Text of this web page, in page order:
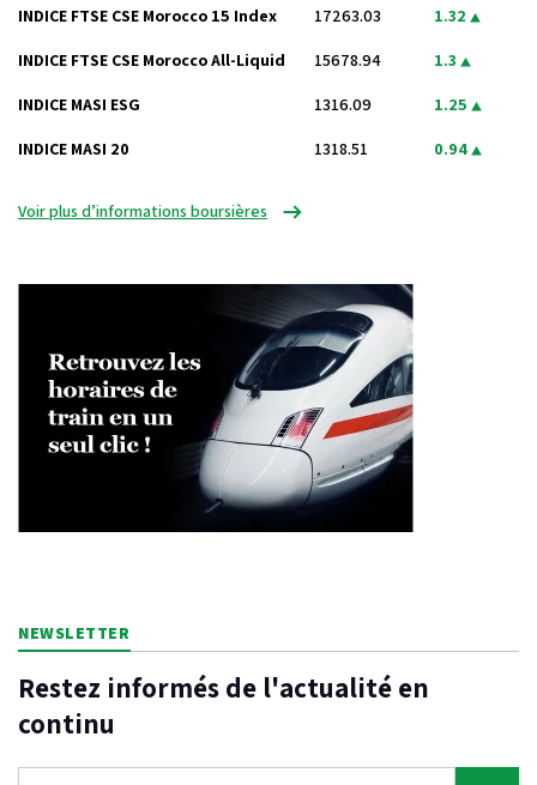
INDICE FTSE CSE Morocco 15 Index 17263.03 1.32
INDICE FTSE CSE Morocco All-Liquid 15678.94 1.3
INDICE MASI ESG 1316.09 1.25
INDICE MASI 20 1318.51 0.94
Voir plus d’informations boursières
NEWSLETTER
Restez informés de l'actualité en
continu